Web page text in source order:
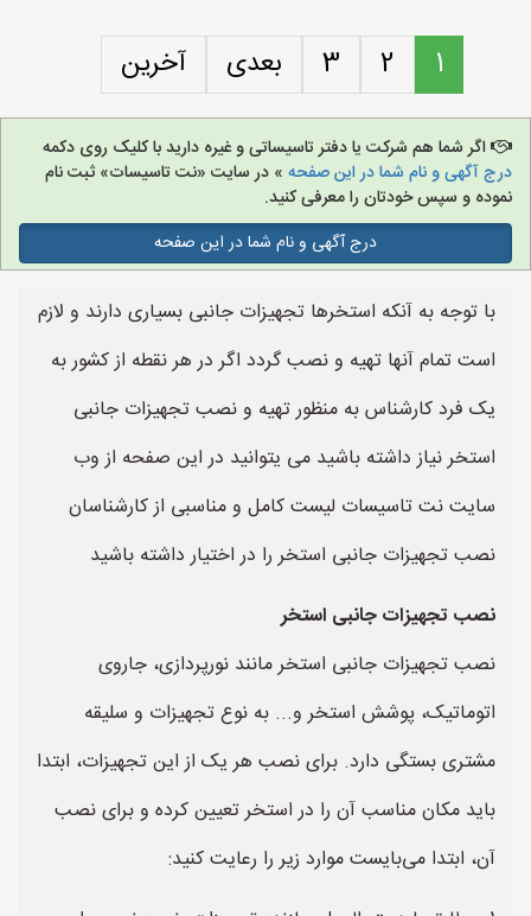
1
2
3 بعدی آخرین
اگر شما هم شرکت یا دفتر تاسیساتی و غیره دارید با کلیک روی دکمه
درج آگهی و نام شما در این صفحه » در سایت «نت تاسیسات» ثبت نام
نموده و سپس خودتان را معرفی کنید.
درج آگهی و نام شما در این صفحه
با توجه به آنکه استخرها تجهیزات جانبی بسیاری دارند و لازم
است تمام آنها تهیه و نصب گردد اگر در هر نقطه از کشور به
یک فرد کارشناس به منظور تهیه و نصب تجهیزات جانبی
استخر نیاز داشته باشید می یتوانید در این صفحه از وب
سایت نت تاسیسات لیست کامل و مناسبی از کارشناسان
نصب تجهیزات جانبی استخر را در اختیار داشته باشید
نصب تجهیزات جانبی استخر
نصب تجهیزات جانبی استخر مانند نورپردازی، جاروی
اتوماتیک، پوشش استخر و... به نوع تجهیزات و سلیقه
مشتری بستگی دارد. برای نصب هر یک از این تجهیزات، ابتدا
باید مکان مناسب آن را در استخر تعیین کرده و برای نصب
آن، ابتدا می‌بایست موارد زیر را رعایت کنید: